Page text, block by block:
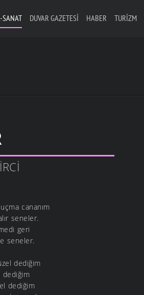
SANAT DUVAR GAZETESI HABER TURIZM
cananım
seneler.
geri
seneler.
dediğim
dediğim
dediğim